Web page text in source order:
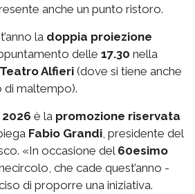
anche un punto ristoro.
la doppia proiezione
delle 17.30 nella
Teatro Alfieri (dove si tiene anche
di maltempo).
2026 è la promozione riservata
Fabio Grandi, presidente del
«In occasione del 60esimo
che cade quest’anno -
di proporre una iniziativa.